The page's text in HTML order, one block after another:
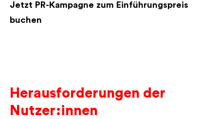
Jetzt PR-Kampagne zum Einführungspreis
buchen
Herausforderungen der
Nutzer:innen